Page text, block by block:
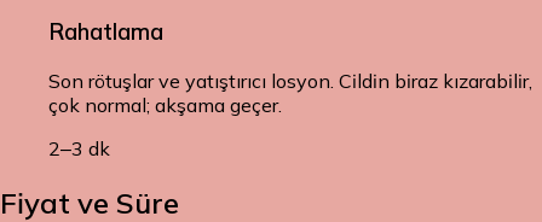
Rahatlama
Son rötuşlar ve yatıştırıcı losyon. Cildin biraz kızarabilir,
çok normal; akşama geçer.
2–3 dk
Fiyat ve Süre